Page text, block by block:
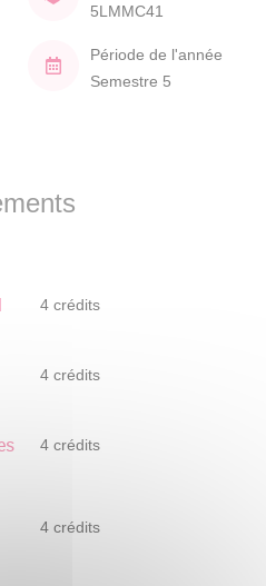
5LMMC41
Période de l'année
Semestre 5
4 crédits
4 crédits
4 crédits
4 crédits